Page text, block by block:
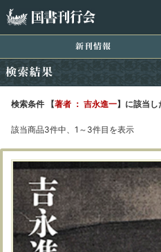
新刊情報
検索条件 【著者 ： 吉永進一】に該当し
該当商品3件中、1～3件目を表示